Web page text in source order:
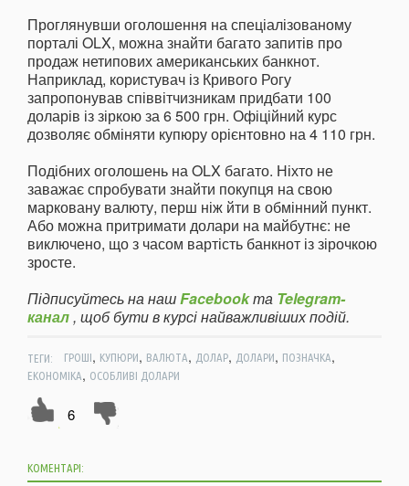
Проглянувши оголошення на спеціалізованому
порталі OLX, можна знайти багато запитів про
продаж нетипових американських банкнот.
Наприклад, користувач із Кривого Рогу
запропонував співвітчизникам придбати 100
доларів із зіркою за 6 500 грн. Офіційний курс
дозволяє обміняти купюру орієнтовно на 4 110 грн.
Подібних оголошень на OLX багато. Ніхто не
заважає спробувати знайти покупця на свою
марковану валюту, перш ніж йти в обмінний пункт.
Або можна притримати долари на майбутнє: не
виключено, що з часом вартість банкнот із зірочкою
зросте.
Підписуйтесь на нашFacebookта Telegram-
канал, щоб бути в курсі найважливіших подій.
ТЕГИ: ГРОШІ, КУПЮРИ, ВАЛЮТА, ДОЛАР, ДОЛАРИ, ПОЗНАЧКА,
ЕКОНОМІКА, ОСОБЛИВІ ДОЛАРИ
6
КОМЕНТАРІ: